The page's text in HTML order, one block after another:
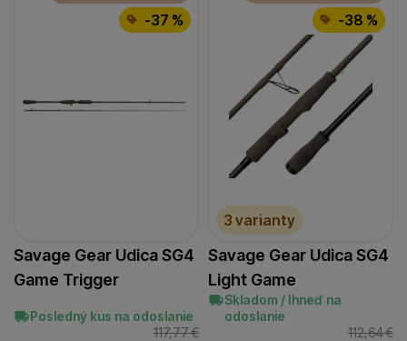
-37 %
Savage Gear Udica SG4
Game Trigger
Posledný kus na odoslanie
117,77€
-38 %
3 varianty
Savage Gear Udica SG4
Light Game
Skladom / Ihneď na
odoslanie
112,64€